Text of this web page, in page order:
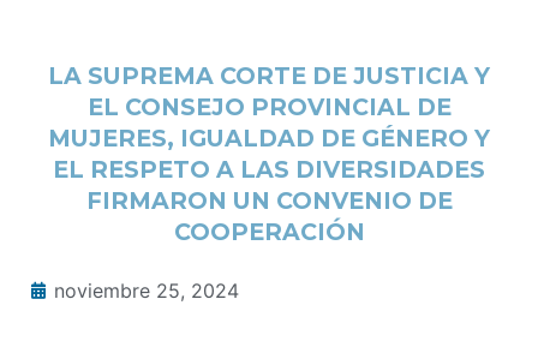
LA SUPREMA CORTE DE JUSTICIA Y
EL CONSEJO PROVINCIAL DE
MUJERES, IGUALDAD DE GÉNERO Y
EL RESPETO A LAS DIVERSIDADES
FIRMARON UN CONVENIO DE
COOPERACIÓN
noviembre 25, 2024